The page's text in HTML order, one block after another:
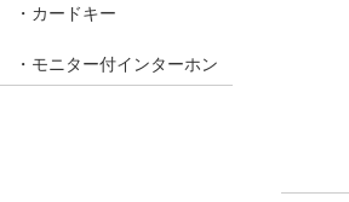
カードキー
モニター付インターホン